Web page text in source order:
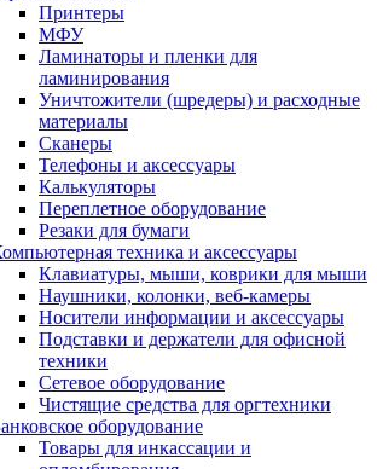
Принтеры
МФУ
Ламинаторы и пленки для
ламинирования
Уничтожители (шредеры) и расходные
материалы
Сканеры
Телефоны и аксессуары
Калькуляторы
Переплетное оборудование
Резаки для бумаги
техника и аксессуары
Клавиатуры, мыши, коврики для мыши
Наушники, колонки, веб-камеры
Носители информации и аксессуары
Подставки и держатели для офисной
техники
Сетевое оборудование
Чистящие средства для оргтехники
оборудование
Товары для инкассации и